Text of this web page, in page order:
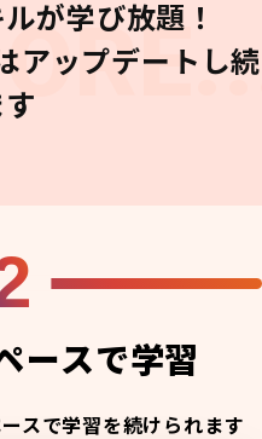
が学び放題！
アップデートし続
ースで学習
スで学習を続けられます